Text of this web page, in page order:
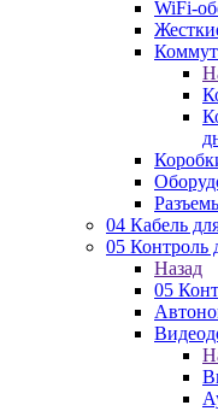
WiFi-
04 Кабель
05 Контроль
Назад
05